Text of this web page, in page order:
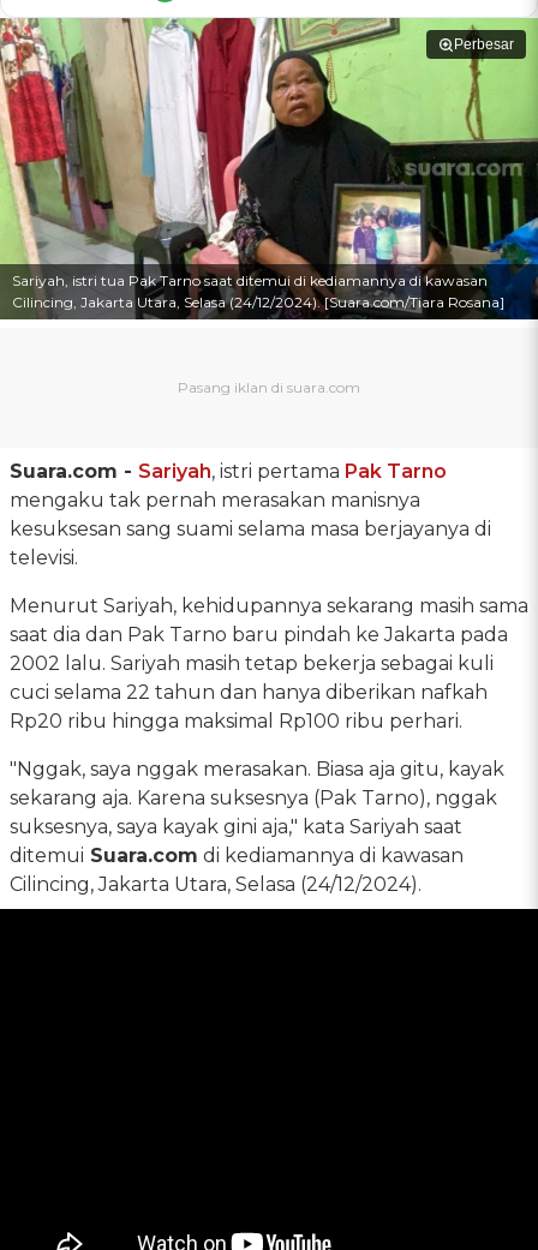
Perbesar
Sariyah, istri tua Pak Tarno saat ditemui di kediamannya di kawasan
Cilincing, Jakarta Utara, Selasa (24/12/2024). [Suara.com/Tiara Rosana]
Suara.com - Sariyah, istri pertama Pak Tarno
mengaku tak pernah merasakan manisnya
kesuksesan sang suami selama masa berjayanya di
televisi.
Menurut Sariyah, kehidupannya sekarang masih sama
saat dia dan Pak Tarno baru pindah ke Jakarta pada
2002 lalu. Sariyah masih tetap bekerja sebagai kuli
cuci selama 22 tahun dan hanya diberikan nafkah
Rp20 ribu hingga maksimal Rp100 ribu perhari.
"Nggak, saya nggak merasakan. Biasa aja gitu, kayak
sekarang aja. Karena suksesnya (Pak Tarno), nggak
suksesnya, saya kayak gini aja," kata Sariyah saat
ditemui Suara.com di kediamannya di kawasan
Cilincing, Jakarta Utara, Selasa (24/12/2024).